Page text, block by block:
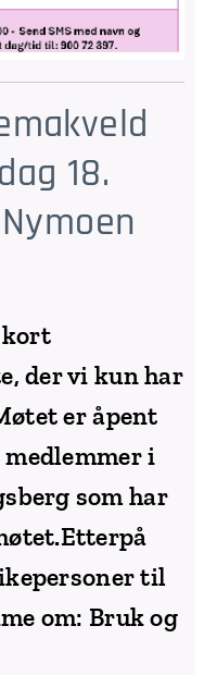
18.
kort
der vi kun har
er åpent
i
som har
til
om: Bruk og